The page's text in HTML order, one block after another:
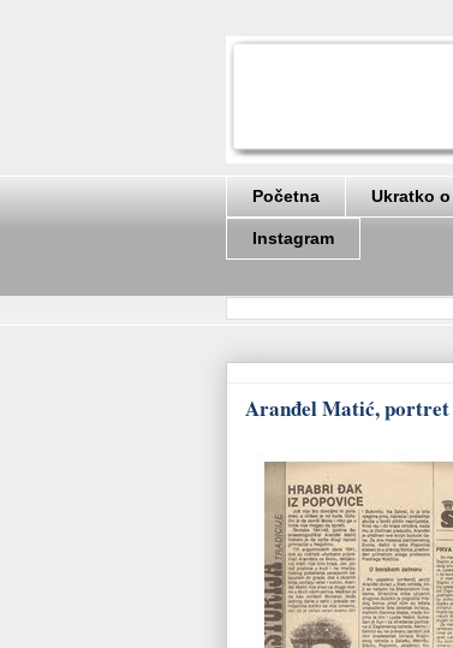
Početna Ukratko
Instagram
Aranđel Matić, portret